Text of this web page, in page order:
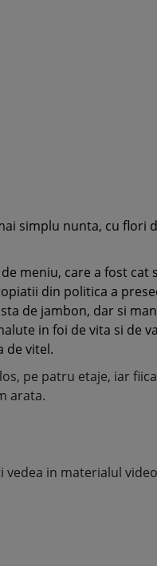
simplu nunta, cu flori
meniu, care a fost cat
din politica a
de jambon, dar si
in foi de vita si de
de vitel.
pe patru etaje, iar
arata.
in materialul